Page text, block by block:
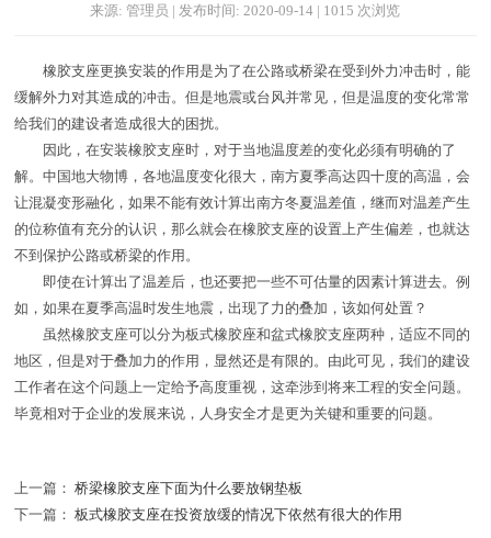
来源: 管理员 | 发布时间: 2020-09-14 | 1015 次浏览
橡胶支座更换安装的作用是为了在公路或桥梁在受到外力冲击时，能
缓解外力对其造成的冲击。但是地震或台风并常见，但是温度的变化常常
给我们的建设者造成很大的困扰。
因此，在安装橡胶支座时，对于当地温度差的变化必须有明确的了
解。中国地大物博，各地温度变化很大，南方夏季高达四十度的高温，会
让混凝变形融化，如果不能有效计算出南方冬夏温差值，继而对温差产生
的位称值有充分的认识，那么就会在橡胶支座的设置上产生偏差，也就达
不到保护公路或桥梁的作用。
即使在计算出了温差后，也还要把一些不可估量的因素计算进去。例
如，如果在夏季高温时发生地震，出现了力的叠加，该如何处置？
虽然橡胶支座可以分为板式橡胶座和盆式橡胶支座两种，适应不同的
地区，但是对于叠加力的作用，显然还是有限的。由此可见，我们的建设
工作者在这个问题上一定给予高度重视，这牵涉到将来工程的安全问题。
毕竟相对于企业的发展来说，人身安全才是更为关键和重要的问题。
上一篇： 桥梁橡胶支座下面为什么要放钢垫板
下一篇： 板式橡胶支座在投资放缓的情况下依然有很大的作用